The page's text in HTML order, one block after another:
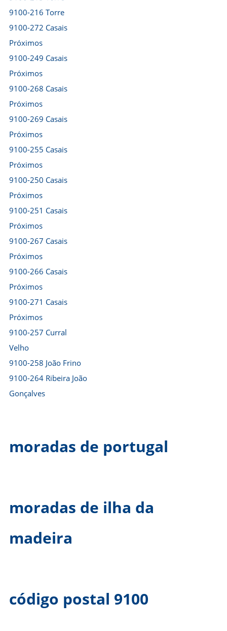
9100-216 Torre
9100-272 Casais
Próximos
9100-249 Casais
Próximos
9100-268 Casais
Próximos
9100-269 Casais
Próximos
9100-255 Casais
Próximos
9100-250 Casais
Próximos
9100-251 Casais
Próximos
9100-267 Casais
Próximos
9100-266 Casais
Próximos
9100-271 Casais
Próximos
9100-257 Curral
Velho
9100-258 João Frino
9100-264 Ribeira João
Gonçalves
moradas de portugal
moradas de ilha da
madeira
código postal 9100